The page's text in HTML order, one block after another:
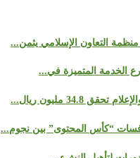
منظمة التعاون الإسلامي يثمن...
الخدمة المتميزة في...
34.8 مليون ريال...
“كأس المحتوى” بين نجوم...